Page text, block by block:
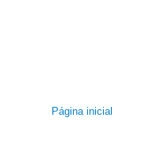
Página inicial